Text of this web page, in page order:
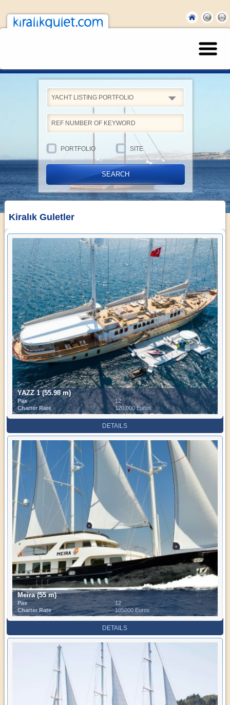
kiralikgulet.com
YACHT LISTING PORTFOLIO
PORTFOLIO SITE
Kiralık Guletler
YAZZ 1 (55.98 m)
Pax
12
Charter Rate
120.000 Euros
DETAILS
Meira (55 m)
Pax
12
Charter Rate
105000 Euros
DETAILS